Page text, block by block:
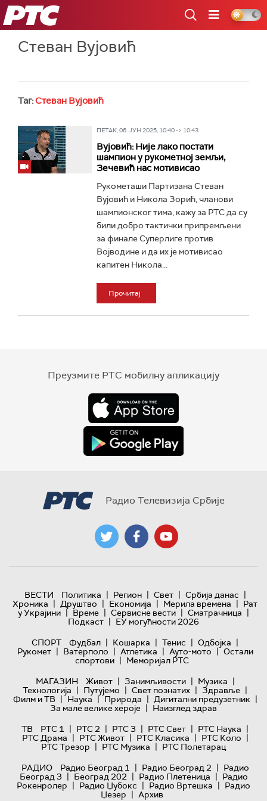
РТС
Стеван Вујовић
Таг:Стеван Вујовић
ПЕТАК, 06. ЈУН 2025, 10:40 -> 10:43
Вујовић: Није лако постати
шампион у рукометној земљи,
Зечевић нас мотивисао
Рукометаши Партизана Стеван
Вујовић и Никола Зорић, чланови
шампионског тима, кажу за РТС да су
били добро тактички припремљени
за финале Суперлиге против
Војводине и да их је мотивисао
капитен Никола...
Прочитај
Преузмите РТС мобилну апликацију
Радио Телевизија Србије
ВЕСТИ Политика | Регион | Свет | Србија данас |
Хроника | Друштво | Економија | Мерила времена | Рат
у Украјини | Време | Сервисне вести | Сматрачница |
Подкаст | ЕУ могућности 2026
СПОРТ
Фудбал | Кошарка | Тенис | Одбојка |
Рукомет | Ватерполо | Атлетика | Ауто-мото | Остали
спортови | Меморијал РТС
МАГАЗИН
Живот | Занимљивости | Музика |
Технологијa | Путујемо | Свет познатих | Здравље |
Филм и ТВ | Наука | Природа | Дигитални предузетник |
За мале велике хероје | Наизглед здрав
ТВ
РТС 1 | РТС 2 | РТС 3 | РТС Свет | РТС Наука |
РТС Драма | РТС Живот | РТС Класика | РТС Коло |
РТС Трезор | РТС Музика | РТС Полетарац
РАДИО
Радио Београд 1 | Радио Београд 2 | Радио
Београд 3 | Београд 202 | Радио Плетеница | Радио
Рокенролер | Радио Џубокс | Радио Вртешка | Радио
Џезер | Архив